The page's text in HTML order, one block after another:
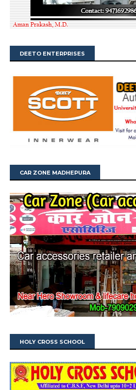
DEETO ENTERPRISES
CAR ZONE MADHEPURA
HOLY CROSS SCHOOL